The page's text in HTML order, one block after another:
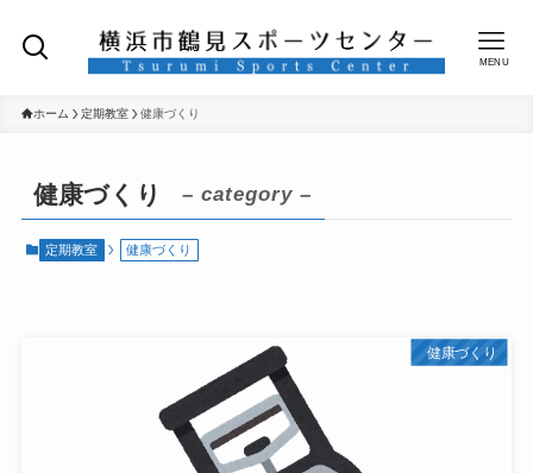
MENU
ホーム 定期教室 健康づくり
健康づくり – category –
定期教室 健康づくり
健康づくり